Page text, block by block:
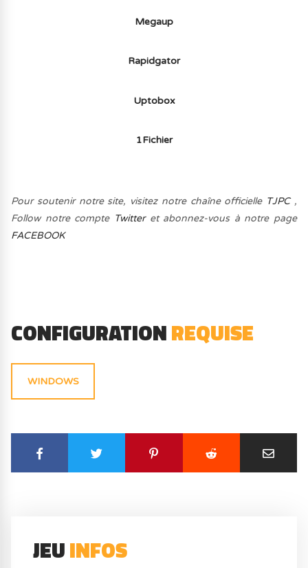
Megaup
Rapidgator
Uptobox
1Fichier
Pour soutenir notre site, visitez notre chaîne officielle TJPC,
Follow notre compte Twitteret abonnez-vous à notre page
FACEBOOK
CONFIGURATIONREQUISE
WINDOWS
JEUINFOS